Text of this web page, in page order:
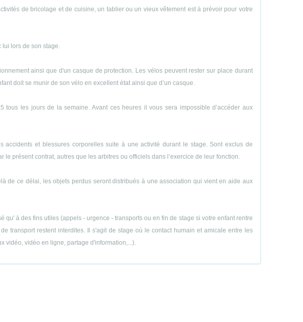
de bricolage et de cuisine, un tablier ou un vieux vêtement est à prévoir pour votre
lors de son stage.
ainsi que d'un casque de protection. Les vélos peuvent rester sur place durant
doit se munir de son vélo en excellent état ainsi que d’un casque.
les jours de la semaine. Avant ces heures il vous sera impossible d’accéder aux
accidents et blessures corporelles suite à une activité durant le stage. Sont exclus de
présent contrat, autres que les arbitres ou officiels dans l’exercice de leur fonction.
de ce délai, les objets perdus seront distribués à une association qui vient en aide aux
à des fins utiles (appels - urgence - transports ou en fin de stage si votre enfant rentre
transport restent interdites. Il s'agit de stage où le contact humain et amicale entre les
vidéo, vidéo en ligne, partage d'information,...).